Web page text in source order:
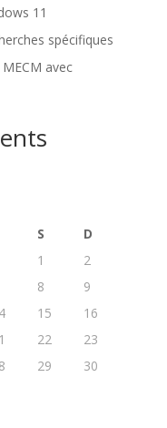
11
spécifiques
avec
S
D
1
2
8
9
15
16
22
23
29
30